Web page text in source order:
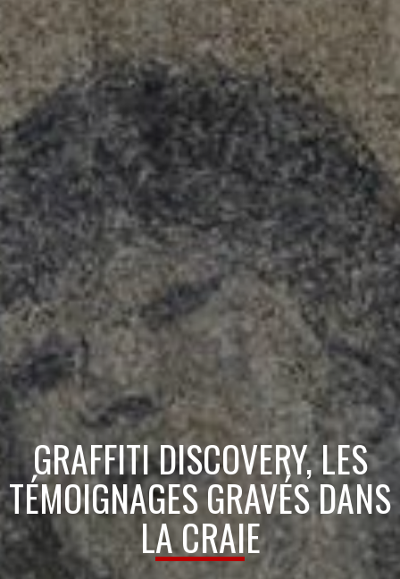
GRAFFITI DISCOVERY, LES
TÉMOIGNAGES GRAVÉS DANS
LA CRAIE